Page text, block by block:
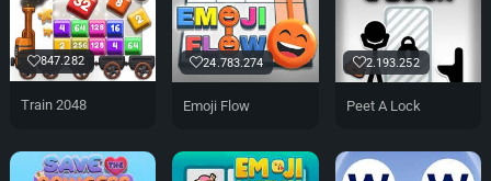
847.282
Train 2048
24.783.274
Emoji Flow
2.193.252
Peet A Lock